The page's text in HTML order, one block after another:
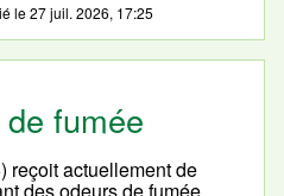
le27 juil. 2026, 17:25
fumée
reçoit actuellement de